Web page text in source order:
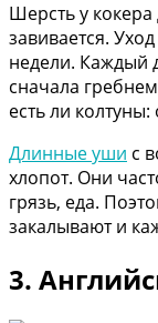
Шерсть у
завивается.
недели. Каждый
сначала
есть ли
Длинные уши с
хлопот. Они
грязь, еда.
закалывают и
3.